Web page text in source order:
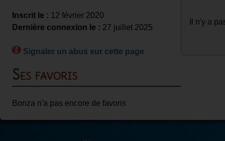
Inscrit le : 12 février 2020
Dernière connexion le : 27 juillet 2025
Signaler un abus sur cette page
Ses favoris
Bonza n'a pas encore de favoris
Il n'y a